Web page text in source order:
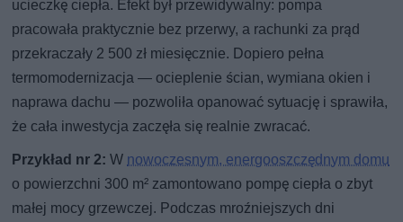
ucieczkę ciepła. Efekt był przewidywalny: pompa
pracowała praktycznie bez przerwy, a rachunki za prąd
przekraczały 2 500 zł miesięcznie. Dopiero pełna
termomodernizacja — ocieplenie ścian, wymiana okien i
naprawa dachu — pozwoliła opanować sytuację i sprawiła,
że cała inwestycja zaczęła się realnie zwracać.
Przykład nr 2: W nowoczesnym, energooszczędnym domu
o powierzchni 300 m² zamontowano pompę ciepła o zbyt
małej mocy grzewczej. Podczas mroźniejszych dni